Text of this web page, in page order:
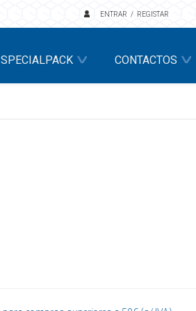
ENTRAR REGISTAR
SPECIALPACK CONTACTOS